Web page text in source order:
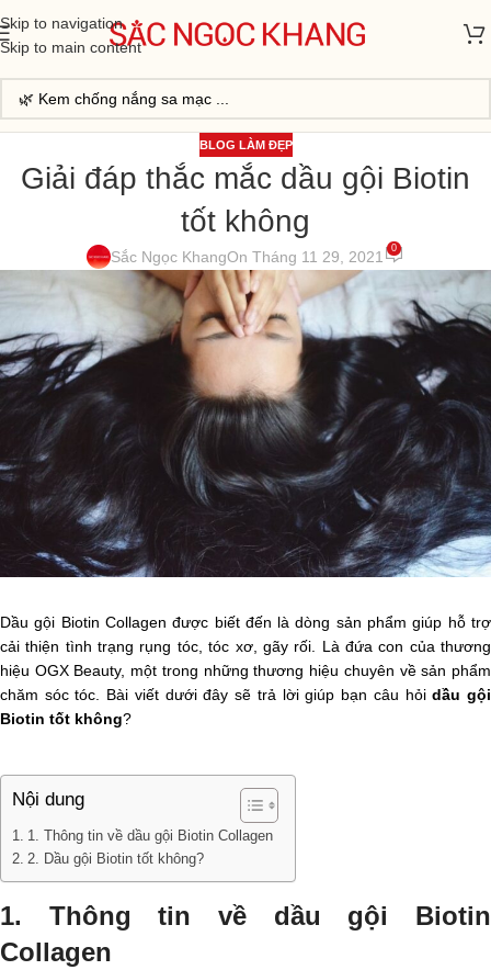
Skip to navigation
Skip to main content
BLOG LÀM ĐẸP
Giải đáp thắc mắc dầu gội Biotin
tốt không
Sắc Ngọc KhangOn Tháng 11 29, 2021 0
Dầu gội Biotin Collagen được biết đến là dòng sản phẩm giúp hỗ trợ
cải thiện tình trạng rụng tóc, tóc xơ, gãy rối. Là đứa con của thương
hiệu OGX Beauty, một trong những thương hiệu chuyên về sản phẩm
chăm sóc tóc. Bài viết dưới đây sẽ trả lời giúp bạn câu hỏidầu gội
Biotin tốt không?
Nội dung
1. Thông tin về dầu gội Biotin Collagen
2. Dầu gội Biotin tốt không?
1. Thông tin về dầu gội Biotin
Collagen